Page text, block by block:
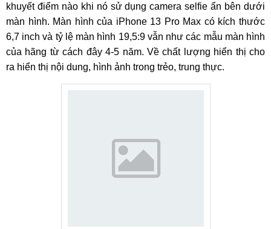
khuyết điểm nào khi nó sử dụng camera selfie ẩn bên dưới
màn hình. Màn hình của iPhone 13 Pro Max có kích thước
6,7 inch và tỷ lệ màn hình 19,5:9 vẫn như các mẫu màn hình
của hãng từ cách đây 4-5 năm. Về chất lượng hiển thị cho
ra hiển thị nội dung, hình ảnh trong trẻo, trung thực.